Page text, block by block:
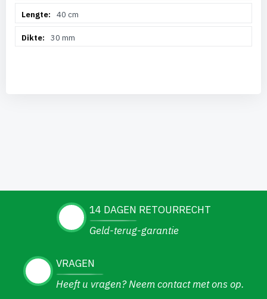
40 cm
30 mm
14 DAGEN RETOURRECHT
Geld-terug-garantie
VRAGEN
Heeft u vragen? Neem contact met ons op.